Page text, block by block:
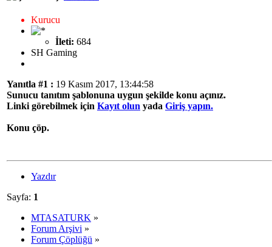
Kurucu
İleti: 684
SH Gaming
Yanıtla #1 : 19 Kasım 2017, 13:44:58
Sunucu tanıtım şablonuna uygun şekilde konu açınız.
Linki görebilmek için Kayıt olun yada Giriş yapın.
Konu çöp.
Yazdır
Sayfa: 1
MTASATURK »
Forum Arşivi »
Forum Çöplüğü »